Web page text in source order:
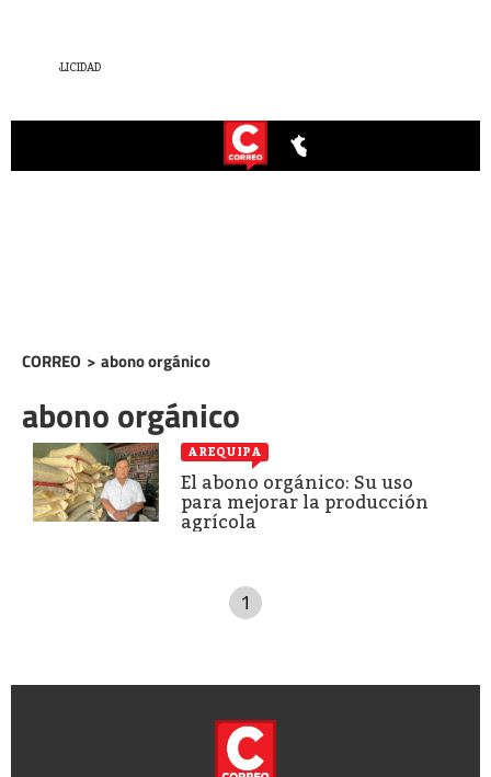
CORREO > abono orgánico
abono orgánico
AREQUIPA
El abono orgánico: Su uso
para mejorar la producción
agrícola
1